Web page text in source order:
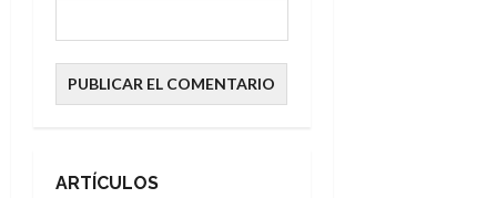
ARTÍCULOS